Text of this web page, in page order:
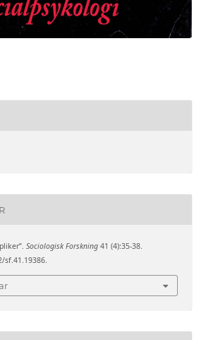
Sociologisk Forskning41 (4):35-38.
sf.41.19386.